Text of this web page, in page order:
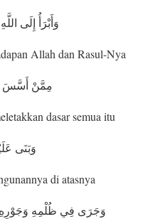
وَأَبْرَأُ إِلَى
Allah dan Rasul-Nya
مِمَّنْ أَسَّسَ
dasar semua itu
وَبَنَى
di atasnya
وَجَرَى فِي ظُلْمِهِ